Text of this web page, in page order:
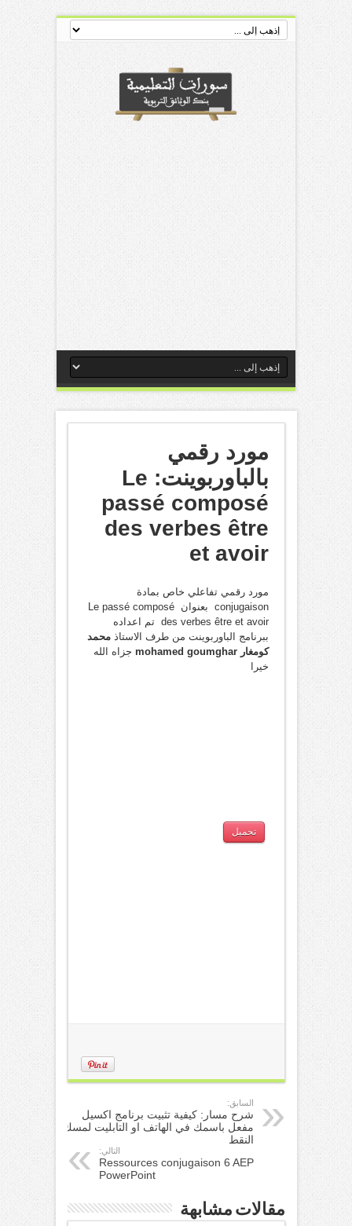
مورد رقمي
بالباوربوينت: Le
passé composé
des verbes être
et avoir
مورد رقمي تفاعلي خاص بمادة
conjugaison بعنوان Le passé composé
des verbes être et avoir تم اعداده
ببرنامج الباوربوينت من طرف الاستاذمحمد
كومغار mohamed goumghar
جزاه الله
خيرا
تحميل
السابق:
شرح مسار: كيفية تثبيت برنامج اكسيل
مفعل باسمك في الهاتف او التابليت لمسك
النقط
التالي:
Ressources conjugaison 6 AEP
PowerPoint
مقالات مشابهة